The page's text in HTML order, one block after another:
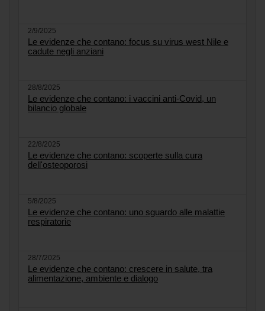
2/9/2025
Le evidenze che contano: focus su virus west Nile e
cadute negli anziani
28/8/2025
Le evidenze che contano: i vaccini anti-Covid, un
bilancio globale
22/8/2025
Le evidenze che contano: scoperte sulla cura
dell'osteoporosi
5/8/2025
Le evidenze che contano: uno sguardo alle malattie
respiratorie
28/7/2025
Le evidenze che contano: crescere in salute, tra
alimentazione, ambiente e dialogo